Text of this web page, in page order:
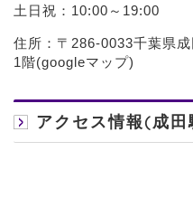
土日祝：10:00～19:00
住所：〒286-0033千葉県
1階(googleマップ)
アクセス情報(成田